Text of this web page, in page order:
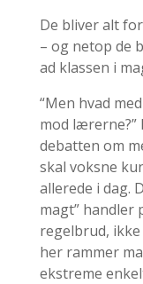
De bliver alt
– og netop de
ad klassen i
“Men hvad
mod
debatten om
skal voksne
allerede i dag.
magt”
regelbrud,
her rammer
ekstreme